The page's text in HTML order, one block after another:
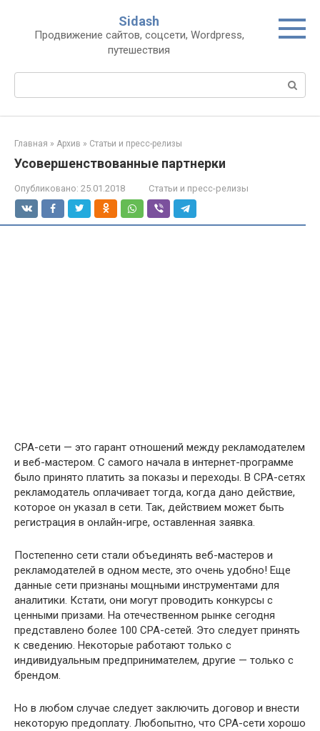
контенту
Sidash
Продвижение сайтов, соцсети, Wordpress,
путешествия
Главная » Архив » Статьи и пресс-релизы
Усовершенствованные партнерки
Опубликовано: 25.01.2018 Статьи и пресс-релизы
СРА-сети — это гарант отношений между рекламодателем
и веб-мастером. С самого начала в интернет-программе
было принято платить за показы и переходы. В СРА-сетях
рекламодатель оплачивает тогда, когда дано действие,
которое он указал в сети. Так, действием может быть
регистрация в онлайн-игре, оставленная заявка.
Постепенно сети стали объединять веб-мастеров и
рекламодателей в одном месте, это очень удобно! Еще
данные сети признаны мощными инструментами для
аналитики. Кстати, они могут проводить конкурсы с
ценными призами. На отечественном рынке сегодня
представлено более 100 СРА-сетей. Это следует принять
к сведению. Некоторые работают только с
индивидуальным предпринимателем, другие — только с
брендом.
Но в любом случае следует заключить договор и внести
некоторую предоплату. Любопытно, что СРА-сети хорошо